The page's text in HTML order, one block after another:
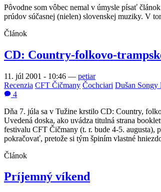
Pôvodne som vôbec nemal v úmysle písať
prúdov súčasnej (nielen) slovenskej muziky. V
Článok
CD: Country-folkovo-
11. júl 2001 - 10:46 — petiar
Recenzia CFT Čičmany Čochciari Dušan Songy
4
Dňa 7. júla sa v Tužine krstilo CD: Country,
Uvedená doska, ako uvádza titulná strana
festivalu CFT Čičmany (t. r. bude 4-5. augusta),
pokračovať, pretože si tým špiním vlastné
Článok
Príjemný víkend